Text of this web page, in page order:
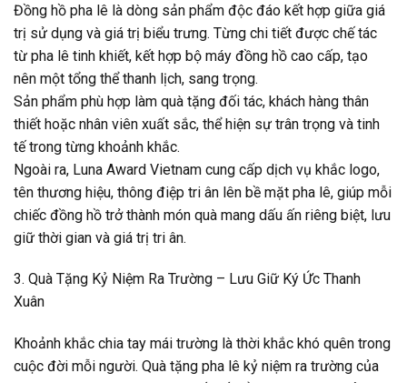
Đồng hồ pha lê là dòng sản phẩm độc đáo kết hợp giữa giá
trị sử dụng và giá trị biểu trưng. Từng chi tiết được chế tác
từ pha lê tinh khiết, kết hợp bộ máy đồng hồ cao cấp, tạo
nên một tổng thể thanh lịch, sang trọng.
Sản phẩm phù hợp làm quà tặng đối tác, khách hàng thân
thiết hoặc nhân viên xuất sắc, thể hiện sự trân trọng và tinh
tế trong từng khoảnh khắc.
Ngoài ra, Luna Award Vietnam cung cấp dịch vụ khắc logo,
tên thương hiệu, thông điệp tri ân lên bề mặt pha lê, giúp mỗi
chiếc đồng hồ trở thành món quà mang dấu ấn riêng biệt, lưu
giữ thời gian và giá trị tri ân.
3. Quà Tặng Kỷ Niệm Ra Trường – Lưu Giữ Ký Ức Thanh
Xuân
Khoảnh khắc chia tay mái trường là thời khắc khó quên trong
cuộc đời mỗi người. Quà tặng pha lê kỷ niệm ra trường của